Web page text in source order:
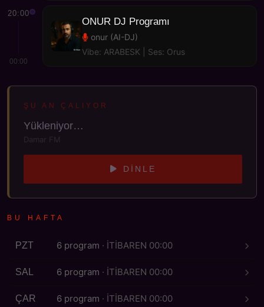
20:00
00:00
ONUR DJ Programı
onur (AI-DJ)
Vibe: ARABESK | Ses: Orus
ŞU AN ÇALIYOR
Yükleniyor…
Damar FM
DINLE
BU HAFTA
PZT 6 program · İTİBAREN 00:00
SAL 6 program · İTİBAREN 00:00
ÇAR 6 program · İTİBAREN 00:00